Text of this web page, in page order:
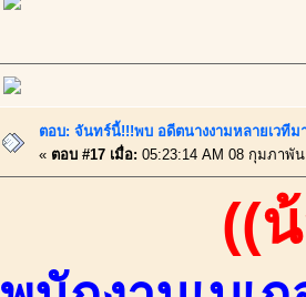
ตอบ: จันทร์นี้!!!พบ อดีตนางงามหลายเวที
« ตอบ #17 เมื่อ: 05:23:14 AM 08 กุมภาพั
((